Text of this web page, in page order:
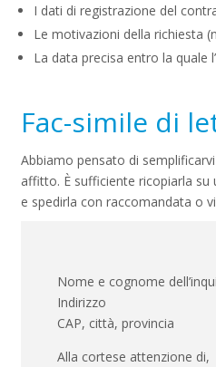
I dati di registrazione del
Le motivazioni della richiesta
La data precisa entro la quale
Fac-simile di
Abbiamo pensato di
affitto. È sufficiente ricopiarla
e spedirla con raccomandata o
Nome e cognome
Indirizzo
CAP, città, provincia
Alla cortese attenzione di,